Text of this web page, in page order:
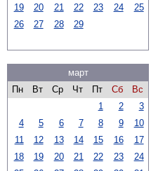
19
20 21 22 23 24
25
26
27 28 29
март
Пн
Вт Ср Чт Пт Сб
Вс
1
2
3
4
5 6 7 8 9
10
11
12 13 14 15 16
17
18
19 20 21 22 23
24